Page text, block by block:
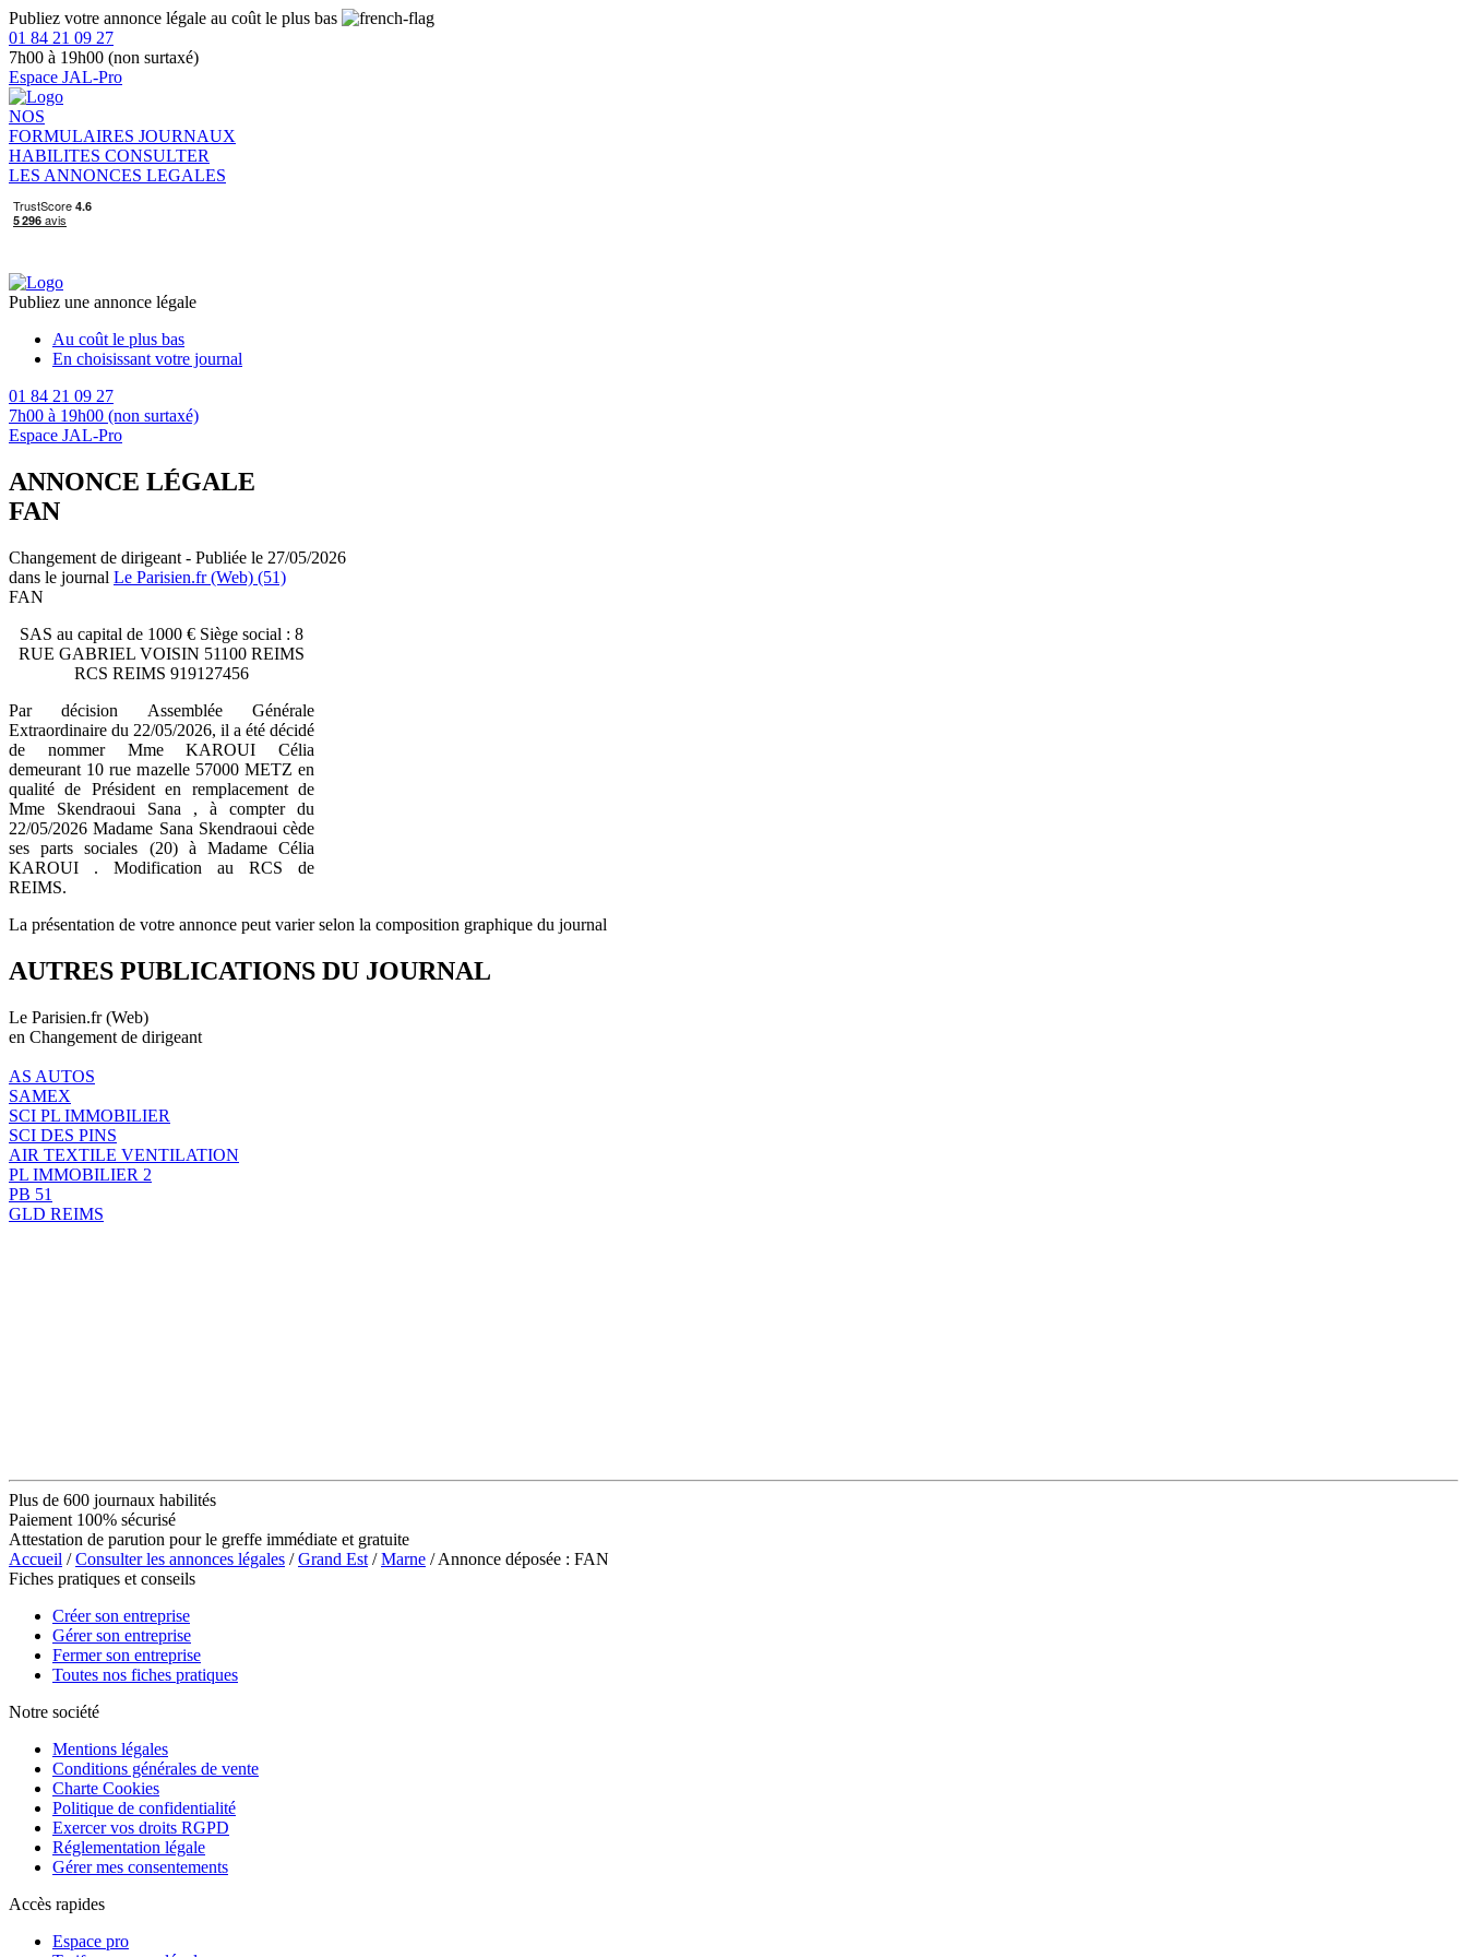
Publiez votre annonce légale au coût le plus bas
01 84 21 09 27
7h00 à 19h00 (non surtaxé)
Espace JAL-Pro
NOS
FORMULAIRES JOURNAUX
HABILITES CONSULTER
LES ANNONCES LEGALES
Publiez une annonce légale
Au coût le plus bas
En choisissant votre journal
01 84 21 09 27
7h00 à 19h00 (non surtaxé)
Espace JAL-Pro
ANNONCE LÉGALE
FAN
Changement de dirigeant - Publiée le 27/05/2026
dans le journal Le Parisien.fr (Web) (51)
FAN
SAS au capital de 1000 € Siège social : 8
RUE GABRIEL VOISIN 51100 REIMS
RCS REIMS 919127456
Par décision Assemblée Générale
Extraordinaire du 22/05/2026, il a été décidé
de nommer Mme KAROUI Célia
demeurant 10 rue mazelle 57000 METZ en
qualité de Président en remplacement de
Mme Skendraoui Sana , à compter du
22/05/2026 Madame Sana Skendraoui cède
ses parts sociales (20) à Madame Célia
KAROUI . Modification au RCS de
REIMS.
La présentation de votre annonce peut varier selon la composition graphique du journal
AUTRES PUBLICATIONS DU JOURNAL
Le Parisien.fr (Web)
en Changement de dirigeant
AS AUTOS
SAMEX
SCI PL IMMOBILIER
SCI DES PINS
AIR TEXTILE VENTILATION
PL IMMOBILIER 2
PB 51
GLD REIMS
Plus de 600 journaux habilités
Paiement 100% sécurisé
Attestation de parution pour le greffe immédiate et gratuite
Accueil /Consulter les annonces légales /Grand Est /Marne / Annonce déposée : FAN
Fiches pratiques et conseils
Créer son entreprise
Gérer son entreprise
Fermer son entreprise
Toutes nos fiches pratiques
Notre société
Mentions légales
Conditions générales de vente
Charte Cookies
Politique de confidentialité
Exercer vos droits RGPD
Réglementation légale
Gérer mes consentements
Accès rapides
Espace pro